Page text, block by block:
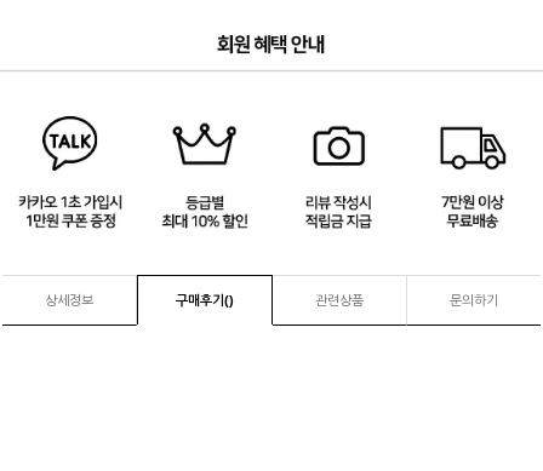
상세정보 구매후기() 관련상품 문의하기